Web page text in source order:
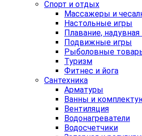
Спорт и отдых
Массажеры и
Настольные игры
Плавание,
Подвижные игры
Рыболовные
Туризм
Фитнес и йога
Сантехника
Арматуры
Ванны и
Вентиляция
Водонагреватели
Водосчетчики